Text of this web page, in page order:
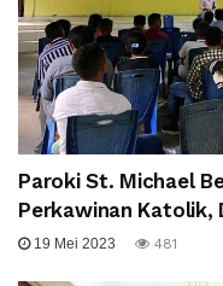
Paroki St. Michael
Perkawinan Katolik,
19 Mei 2023 481